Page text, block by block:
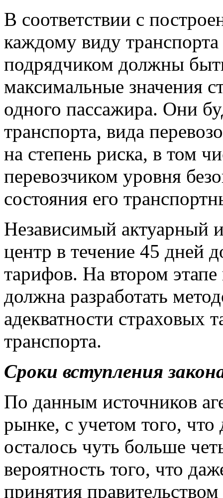
В соответствии с
каждому виду
подрядчиком должны
максимальные значения
одного пассажира. Они
транспорта, вида
на степень риска, в том
перевозчиком уровня
состояния его
Независимый актуарный
центр в течение 45 дней
тарифов. На втором
должна разработать
адекватности страховых
транспорта.
Сроки вступления
По данным источников
рынке, с учетом того, что
осталось чуть больше
вероятность того, что
принятия